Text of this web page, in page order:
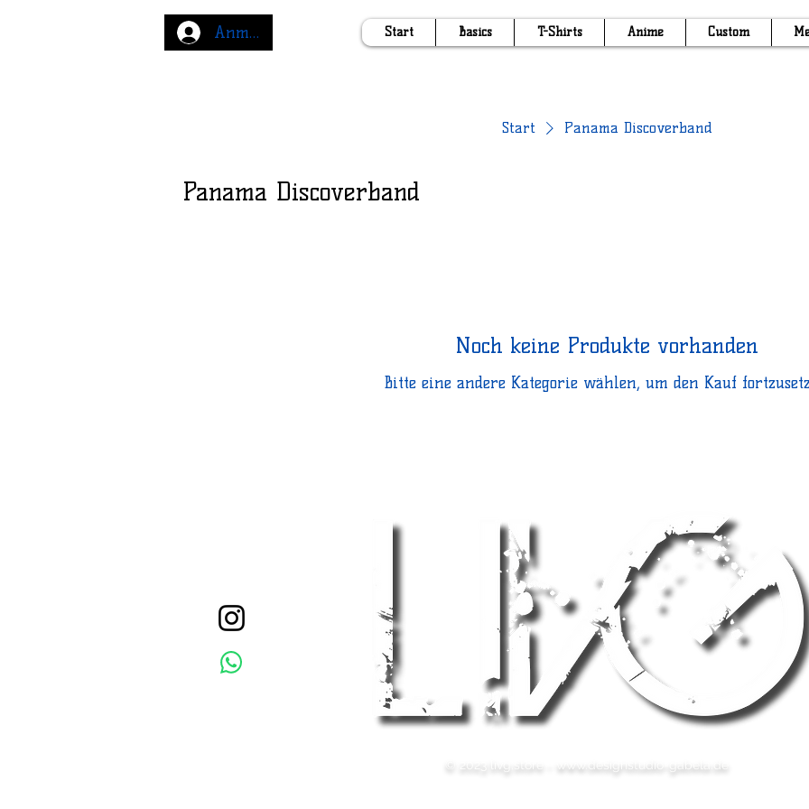
Anmelden Start Basics T-Shirts Anime Custom
Start Panama Discoverband
Panama Discoverband
Noch keine Produkte vorhanden
Bitte eine andere Kategorie wählen, um den Kauf
© 2023 livg.store - www.designstudio-gabela.de